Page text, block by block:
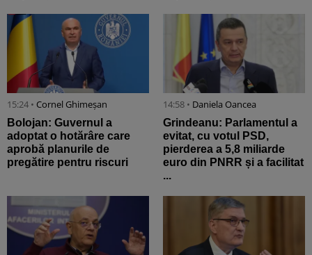
15:24 • Cornel Ghimeșan
Bolojan: Guvernul a
adoptat o hotărâre care
aprobă planurile de
pregătire pentru riscuri
14:58 • Daniela Oancea
Grindeanu: Parlamentul a
evitat, cu votul PSD,
pierderea a 5,8 miliarde
euro din PNRR și a facilitat
...